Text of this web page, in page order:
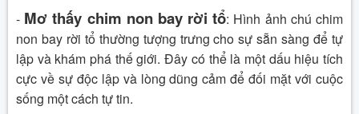
- Mơ thấy chim non bay rời tổ: Hình ảnh chú chim
non bay rời tổ thường tượng trưng cho sự sẵn sàng để tự
lập và khám phá thế giới. Đây có thể là một dấu hiệu tích
cực về sự độc lập và lòng dũng cảm để đối mặt với cuộc
sống một cách tự tin.